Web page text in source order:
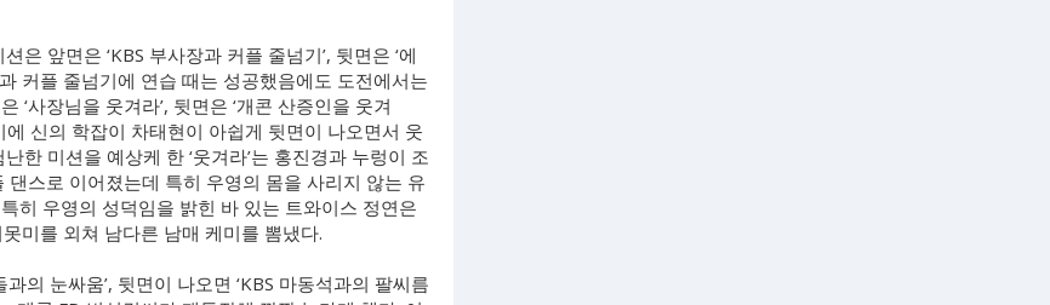
앞면은 ‘KBS 부사장과 커플 줄넘기’, 뒷면은 ‘에
커플 줄넘기에 연습 때는 성공했음에도 도전에서는
‘사장님을 웃겨라’, 뒷면은 ‘개콘 산증인을 웃겨
신의 학잡이 차태현이 아쉽게 뒷면이 나오면서 웃
한 미션을 예상케 한 ‘웃겨라’는 홍진경과 누렁이 조
댄스로 이어졌는데 특히 우영의 몸을 사리지 않는 유
히 우영의 성덕임을 밝힌 바 있는 트와이스 정연은
미를 외쳐 남다른 남매 케미를 뽐냈다.
의 눈싸움’, 뒷면이 나오면 ‘KBS 마동석과의 팔씨름